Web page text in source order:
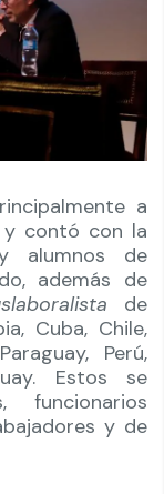
a
y contó con la
alumnos de
además de
de
Cuba, Chile,
Perú,
Estos se
funcionarios
y de